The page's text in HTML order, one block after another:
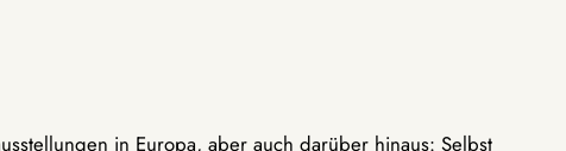
in Europa, aber auch darüber hinaus: Selbst